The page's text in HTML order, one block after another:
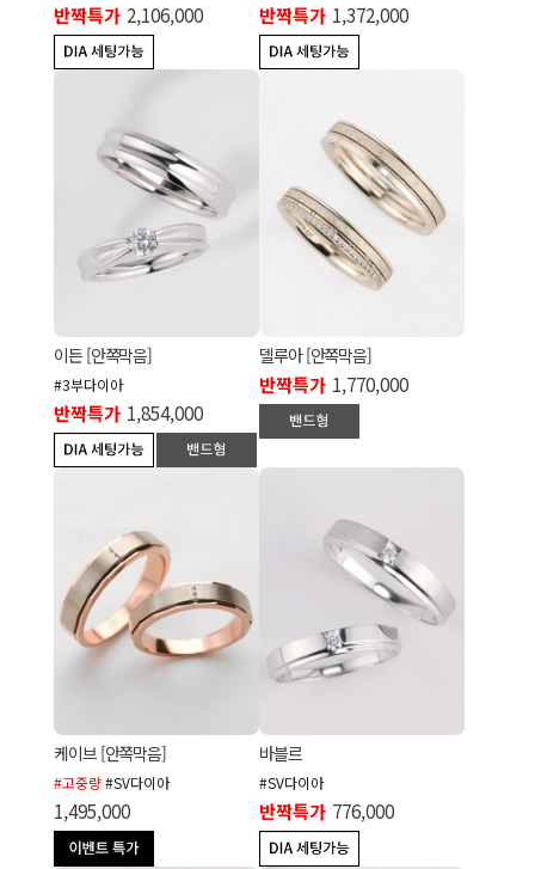
반짝특가 2,106,000 반짝특가 1,372,000
이든 [안쪽막음]
#3부다이아
반짝특가 1,854,000
델루아 [안쪽막음]
반짝특가 1,770,000
케이브 [안쪽막음]
#고중량#SV다이아
1,495,000
바블르
#SV다이아
반짝특가 776,000